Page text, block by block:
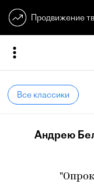
Продвижение
Все классики
Андрею